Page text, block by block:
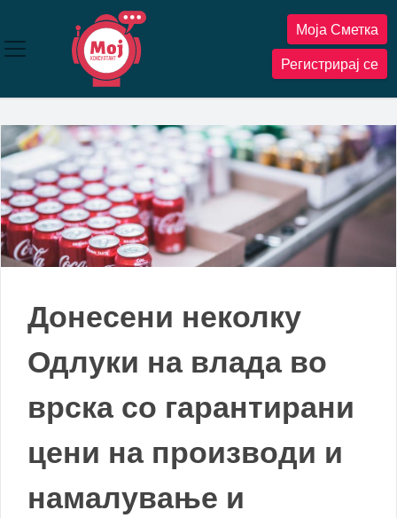
содржината
Моја Сметка
Регистрирај се
Донесени неколку
Одлуки на влада во
врска со гарантирани
цени на производи и
намалување и